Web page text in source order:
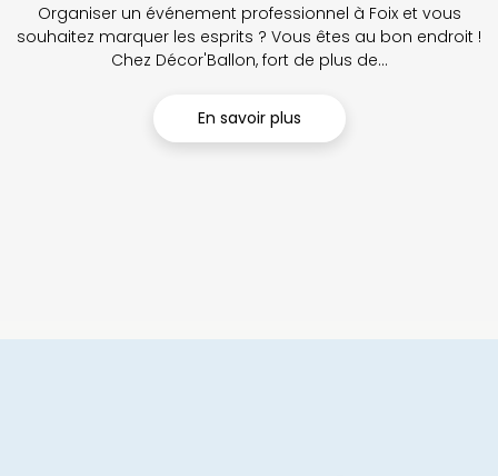
Organiser un événement professionnel à Foix et vous
souhaitez marquer les esprits ? Vous êtes au bon endroit !
Chez Décor'Ballon, fort de plus de...
En savoir plus